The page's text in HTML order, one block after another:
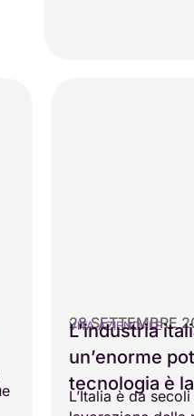
28 SETTEMBRE
VITA AZIENDALE
L’industria
un’enorme
tecnologia è
L’Italia è da